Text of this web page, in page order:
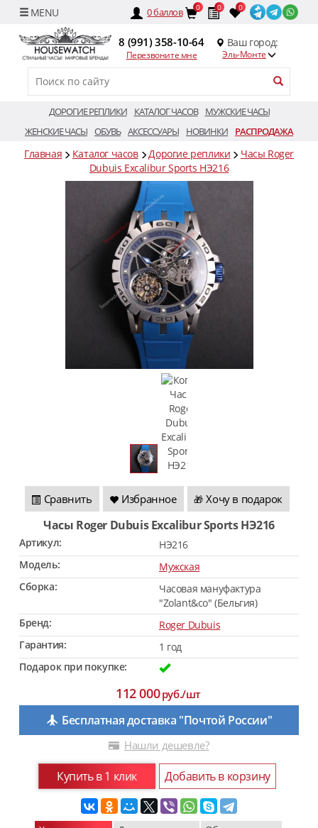
0баллов 0 0 0
8 (991) 358-10-64
Перезвоните мне
Ваш город:
Эль-Монте
ДОРОГИЕ РЕПЛИКИ КАТАЛОГ ЧАСОВ
МУЖСКИЕ ЧАСЫ
ЖЕНСКИЕ ЧАСЫ ОБУВЬ АКСЕССУАРЫ НОВИНКИ РАСПРОДАЖА
Главная Каталог часов Дорогие реплики
Часы Roger
Dubuis Excalibur Sports HЭ216
Сравнить Избранное 🎁 Хочу в подарок
Часы Roger Dubuis Excalibur Sports HЭ216
Артикул:
HЭ216
Модель:
Мужская
Сборка:
Часовая мануфактура
"Zolant&co" (Бельгия)
Бренд:
Roger Dubuis
Гарантия:
1 год
Подарок при покупке:
112 000руб./шт
Бесплатная доставка "Почтой России"
Нашли дешевле?
Купить в 1 клик Добавить в корзину